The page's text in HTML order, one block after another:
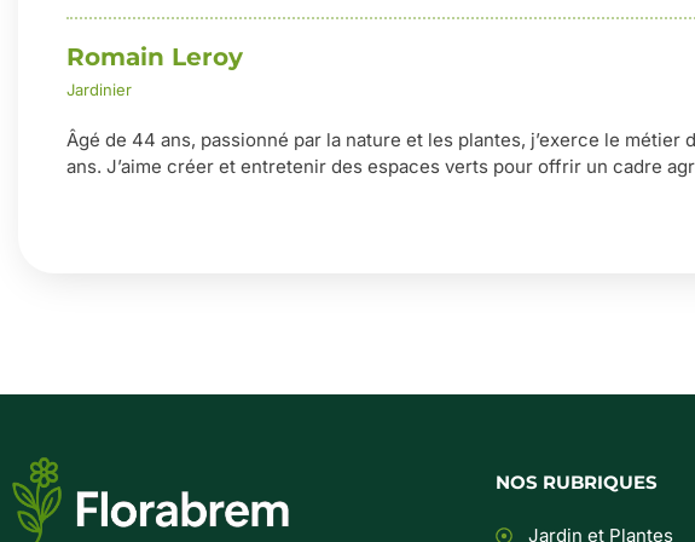
Romain Leroy
Jardinier
Âgé de 44 ans, passionné par la nature et les plantes, j’exerce le métier
ans. J’aime créer et entretenir des espaces verts pour offrir un cadre
NOS RUBRIQUES
Jardin et Plantes